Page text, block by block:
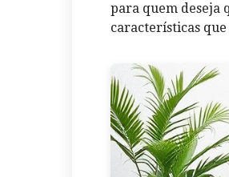
para quem deseja
características